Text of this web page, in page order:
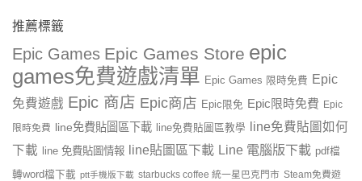
推薦標籤
Epic Games Epic Games Store epic
games免費遊戲清單 Epic Games 限時免費 Epic
免費遊戲 Epic 商店 Epic商店 Epic限免 Epic限時免費 Epic
限時免費 line免費貼圖區下載 line免費貼圖區教學
line免費貼圖如何
下載 line 免費貼圖情報 line貼圖區下載 Line 電腦版下載 pdf檔
轉word檔下載 ptt手機版下載 starbucks coffee 統一星巴克門市 Steam免費遊